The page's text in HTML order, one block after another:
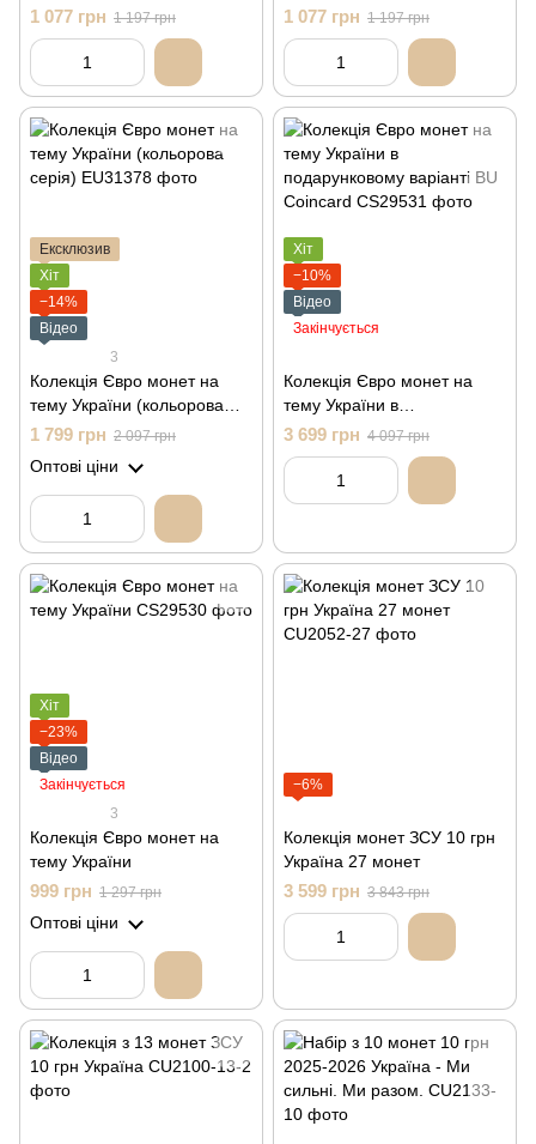
разом. (кольорова серія)
1 077 грн 1 197 грн
разом. (кольорова серія)
1 077 грн 1 197 грн
Ексклюзив
Хіт
−14%
Відео
3
Колекція Євро монет на
тему України (кольорова
серія)
1 799 грн 2 097 грн
Оптові ціни
Хіт
−10%
Відео
Закінчується
Колекція Євро монет на
тему України в
подарунковому варіанті BU
Coincard
3 699 грн 4 097 грн
Хіт
−23%
Відео
Закінчується
3
Колекція Євро монет на
тему України
999 грн 1 297 грн
Оптові ціни
−6%
Колекція монет ЗСУ 10 грн
Україна 27 монет
3 599 грн 3 843 грн